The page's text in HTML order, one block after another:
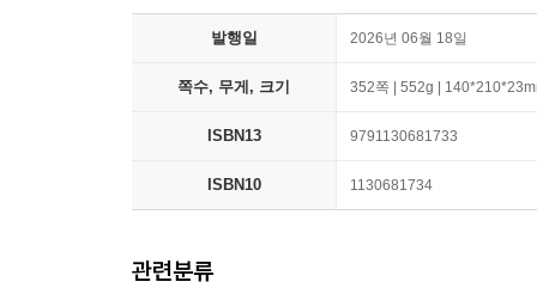
발행일 2026년 06월 18일
쪽수, 무게, 크기 352쪽 | 552g |
ISBN13 9791130681733
ISBN10 1130681734
관련분류